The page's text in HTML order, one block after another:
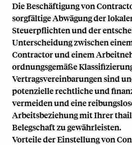
Die Beschäftigung von
sorgfältige Abwägung der
Steuerpflichten und der
Unterscheidung zwischen
Contractor und einem
ordnungsgemäße
Vertragsvereinbarungen sind
potenzielle rechtliche und
vermeiden und eine
Arbeitsbeziehung mit Ihrer
Belegschaft zu gewährleisten.
Vorteile der Einstellung von